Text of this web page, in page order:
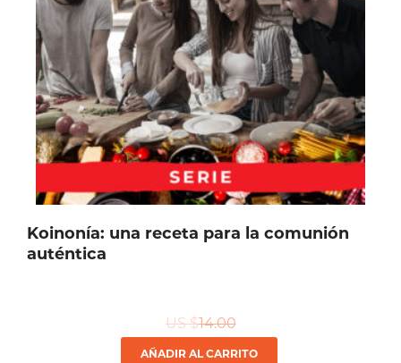
Koinonía: una receta para la comunión
auténtica
US $14.00
AÑADIR AL CARRITO